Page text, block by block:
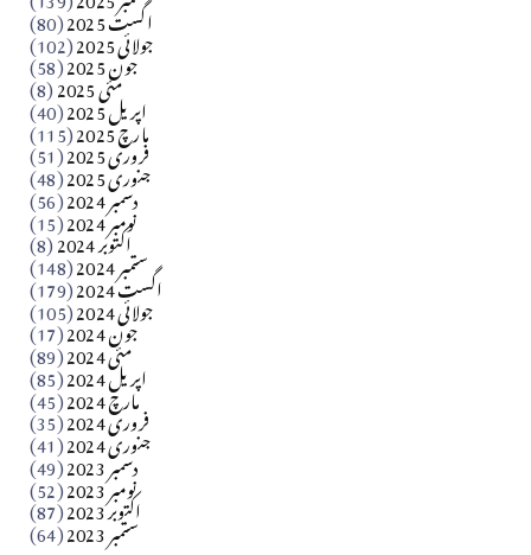
آزاد کشمیر جیسے احتجاج کی ضرورت ہے؟ از،،، ظہیرالدین
اگست 2025 (80) جولائی 2025 (102) جون 2025 (58) مئی 2025 (8) اپریل 2025 (40) مارچ 2025 (115) فروری 2025 (51) جنوری 2025 (48) دسمبر 2024 (56) نومبر 2024 (15) اکتوبر 2024 (8) ستمبر 2024 (148) اگست 2024 (179) جولائی 2024 (105) جون 2024 (17) مئی 2024 (89) اپریل 2024 (85) مارچ 2024 (45) فروری 2024 (35) جنوری 2024 (41) دسمبر 2023 (49) نومبر 2023 (52) اکتوبر 2023 (87) ستمبر 2023 (64)